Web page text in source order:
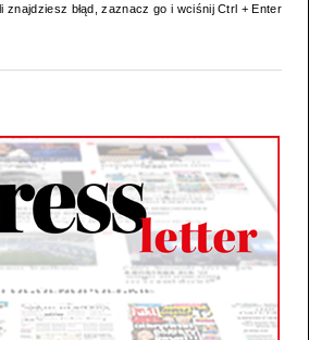
znajdziesz błąd, zaznacz go i wciśnij Ctrl + Enter